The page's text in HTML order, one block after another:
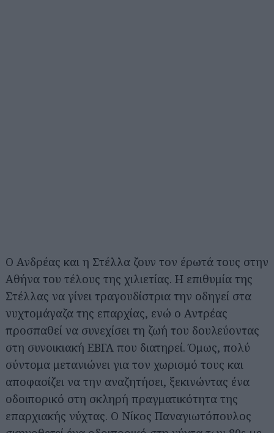
Ο Ανδρέας και η Στέλλα ζουν τον έρωτά τους στην
Αθήνα του τέλους της χιλιετίας. Η επιθυμία της
Στέλλας να γίνει τραγουδίστρια την οδηγεί στα
νυχτομάγαζα της επαρχίας, ενώ ο Αντρέας
προσπαθεί να συνεχίσει τη ζωή του δουλεύοντας
στη συνοικιακή ΕΒΓΑ που διατηρεί. Όμως, πολύ
σύντομα μετανιώνει για τον χωρισμό τους και
αποφασίζει να την αναζητήσει, ξεκινώντας ένα
οδοιπορικό στη σκληρή πραγματικότητα της
επαρχιακής νύχτας. O Νίκος Παναγιωτόπουλος